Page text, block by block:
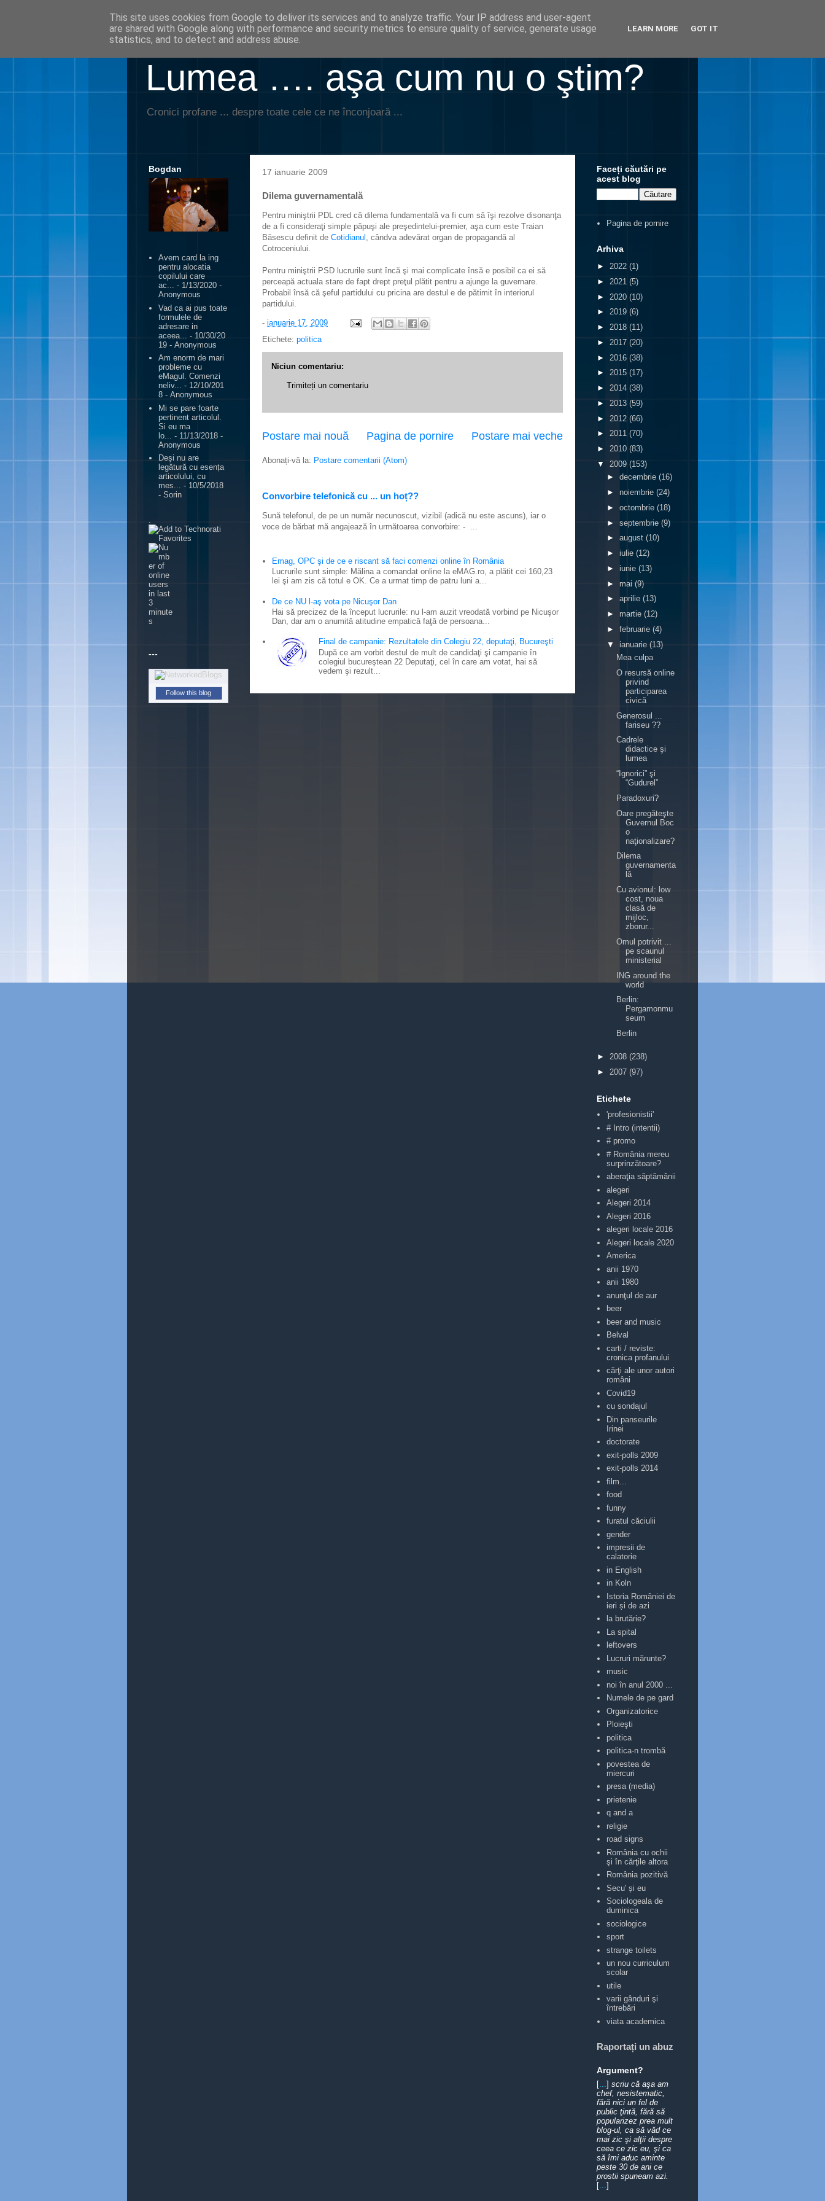
Lumea …. aşa cum nu o ştim?
Cronici profane ... despre toate cele ce ne înconjoară ...
17 ianuarie 2009
Dilema guvernamentală
Pentru miniştrii PDL cred că dilema fundamentală va fi cum să îşi rezolve disonanţa
de a fi consideraţi simple păpuşi ale preşedintelui-premier, aşa cum este Traian
Băsescu definit de Cotidianul , cândva adevărat organ de propagandă al
Cotroceniului.
Pentru miniştrii PSD lucrurile sunt încă şi mai complicate însă e posibil ca ei să
perceapă actuala stare de fapt drept preţul plătit pentru a ajunge la guvernare.
Probabil însă că şeful partidului cu pricina are destul e de pătimit în interiorul
partidului.
- ianuarie 17, 2009
Etichete: politica
Niciun comentariu:
Trimiteți un comentariu
Postare mai nouă Postare mai veche
Pagina de pornire
Abonați-vă la: Postare comentarii (Atom)
Convorbire telefonică cu ... un hoț??
Sună telefonul, de pe un număr necunoscut, vizibil (adică nu este ascuns), iar o
voce de bărbat mă angajează în următoarea convorbire: - ...
Emag, OPC şi de ce e riscant să faci comenzi online în România
Lucrurile sunt simple: Mălina a comandat online la eMAG.ro, a plătit cei 160,23
lei şi am zis că totul e OK. Ce a urmat timp de patru luni a...
De ce NU l-aş vota pe Nicuşor Dan
Hai să precizez de la început lucrurile: nu l-am auzit vreodată vorbind pe Nicuşor
Dan, dar am o anumită atitudine empatică faţă de persoana...
Final de campanie: Rezultatele din Colegiu 22, deputaţi, Bucureşti
După ce am vorbit destul de mult de candidaţi şi campanie în
colegiul bucureştean 22 Deputaţi, cel în care am votat, hai să
vedem şi rezult...
Bogdan
Avem card la ing
pentru alocatia
copilului care
ac... - 1/13/2020 -
Anonymous
Vad ca ai pus toate
formulele de
adresare in
aceea...
- 10/30/20
19 - Anonymous
Am enorm de mari
probleme cu
eMagul. Comenzi
neliv... - 12/10/201
8 - Anonymous
Mi se pare foarte
pertinent articolul.
Si eu ma
lo...
- 11/13/2018 -
Anonymous
Deși nu are
legătură cu esența
articolului, cu
mes... - 10/5/2018
- Sorin
Follow this blog
Faceți căutări pe
acest blog
Pagina de pornire
Arhiva
► 2022 (1)
► 2021 (5)
► 2020 (10)
► 2019 (6)
► 2018 (11)
► 2017 (20)
► 2016 (38)
► 2015 (17)
► 2014 (38)
► 2013 (59)
► 2012 (66)
► 2011 (70)
► 2010 (83)
▼ 2009 (153)
► decembrie (16)
► noiembrie (24)
► octombrie (18)
► septembrie (9)
► august (10)
► iulie (12)
► iunie (13)
► mai (9)
► aprilie (13)
► martie (12)
► februarie (4)
▼ ianuarie (13)
Mea culpa
O resursă online
privind
participarea
civică
Generosul ...
fariseu ??
Cadrele
didactice şi
lumea
“Ignorici” şi
“Gudurel”
Paradoxuri?
Oare pregăteşte
Guvernul Boc
o
naţionalizare?
Dilema
guvernamenta
lă
Cu avionul: low
cost, noua
clasă de
mijloc,
zborur...
Omul potrivit ...
pe scaunul
ministerial
ING around the
world
Berlin:
Pergamonmu
seum
Berlin
► 2008 (238)
► 2007 (97)
Etichete
'profesionistii'
# Intro (intentii)
# promo
# România mereu
surprinzătoare?
aberaţia săptămânii
alegeri
Alegeri 2014
Alegeri 2016
alegeri locale 2016
Alegeri locale 2020
America
anii 1970
anii 1980
anunţul de aur
beer
beer and music
Belval
carti / reviste:
cronica profanului
cărţi ale unor autori
români
Covid19
cu sondajul
Din panseurile
Irinei
doctorate
exit-polls 2009
exit-polls 2014
film...
food
funny
furatul căciulii
gender
impresii de
calatorie
in English
in Koln
Istoria României de
ieri și de azi
la brutărie?
La spital
leftovers
Lucruri mărunte?
music
noi în anul 2000 ...
Numele de pe gard
Organizatorice
Ploieşti
politica
politica-n trombă
povestea de
miercuri
presa (media)
prietenie
q and a
religie
road signs
România cu ochii
şi în cărţile altora
România pozitivă
Secu' și eu
Sociologeala de
duminica
sociologice
sport
strange toilets
un nou curriculum
scolar
utile
varii gânduri şi
întrebări
viata academica
Raportați un abuz
Argument?
[...] scriu că aşa am
chef, nesistematic,
fără nici un fel de
public ţintă, fără să
popularizez prea mult
blog-ul, ca să văd ce
mai zic şi alţii despre
ceea ce zic eu, şi ca
să îmi aduc aminte
peste 30 de ani ce
prostii spuneam azi.
[...]
This site uses cookies from Google to deliver its services and to analyze traffic. Your IP address and user-agent
are shared with Google along with performance and security metrics to ensure quality of service, generate usage
statistics, and to detect and address abuse.
LEARN MORE GOT IT